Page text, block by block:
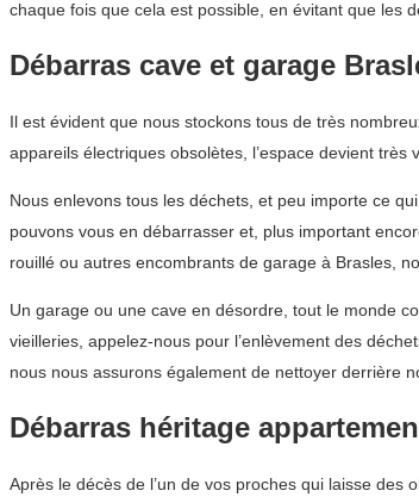
chaque fois que cela est possible, en évitant que les
Débarras cave et garage
Il est évident que nous stockons tous de très
appareils électriques obsolètes, l’espace devient très
Nous enlevons tous les déchets, et peu importe ce
pouvons vous en débarrasser et, plus important
rouillé ou autres encombrants de garage à Brasles,
Un garage ou une cave en désordre, tout le monde
vieilleries, appelez-nous pour l’enlèvement des
nous nous assurons également de nettoyer derrière
Débarras héritage
Après le décès de l’un de vos proches qui laisse